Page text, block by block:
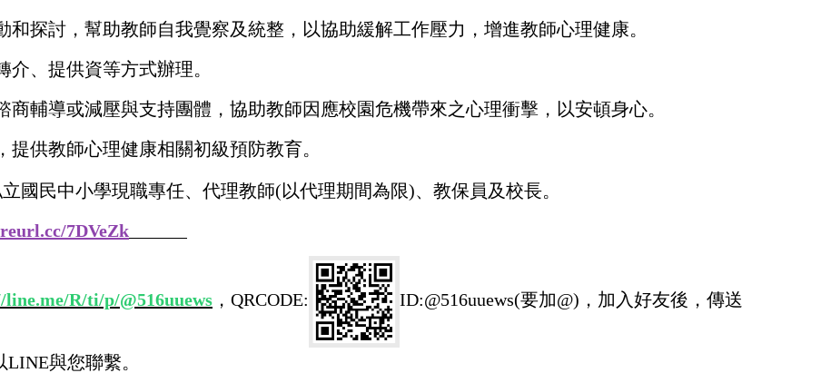
和探討，幫助教師自我覺察及統整，以協助緩解工作壓力，增進教師心理健康。
介、提供資等方式辦理。
商輔導或減壓與支持團體，協助教師因應校園危機帶來之心理衝擊，以安頓身心。
提供教師心理健康相關初級預防教育。
國民中小學現職專任、代理教師(以代理期間為限)、教保員及校長。
7DVeZk
line.me/R/ti/p/@516uuews ，QRCODE: ID:@516uuews(要加@)， 加入好友後，傳送
LINE與您聯繫。